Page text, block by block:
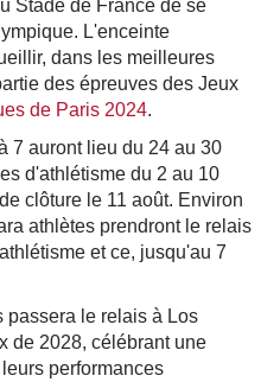
Stade de France de se
L'enceinte
dans les meilleures
des épreuves des Jeux
de Paris 2024.
7 auront lieu du 24 au 30
d'athlétisme du 2 au 10
clôture le 11 août. Environ
athlètes prendront le relais
et ce, jusqu'au 7
passera le relais à Los
de 2028, célébrant une
performances